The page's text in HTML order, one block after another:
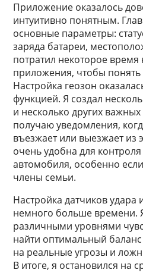
Приложение оказалось
интуитивно понятным.
основные параметры:
заряда батареи,
потратил некоторое
приложения, чтобы понять
Настройка геозон
функцией. Я создал
и несколько других
получаю уведомления,
въезжает или выезжает из
очень удобна для
автомобиля, особенно
члены семьи.
Настройка датчиков удара
немного больше времени.
различными уровнями
найти оптимальный
на реальные угрозы и
В итоге, я остановился на